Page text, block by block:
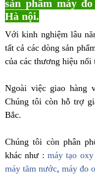
sản phẩm máy
Hà nội.
Với kinh nghiệm lâu
tất cả các dòng sản
của các thương hiệu nổi
Ngoài việc giao hàng
Chúng tôi còn hỗ trợ
Bắc.
Chúng tôi còn phân
khác như : máy tạo oxy
máy tăm nước, máy đo